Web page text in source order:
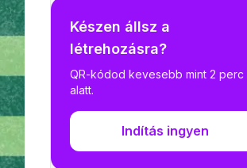
Készen állsz a
létrehozásra?
QR-kódod kevesebb mint 2 perc
alatt.
Indítás ingyen